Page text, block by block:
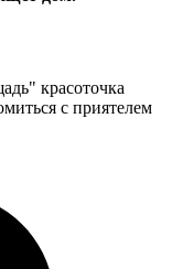
красоточка
с приятелем